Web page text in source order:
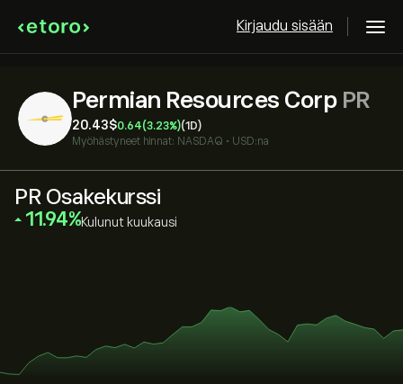
Kirjaudu sisään
Permian Resources Corp PR
20.43‎$‎0.64(3.23%)(1D)
Myöhästyneet hinnat: NASDAQ • USD:na
PR Osakekurssi
‎11.94‎ Kulunut kuukausi